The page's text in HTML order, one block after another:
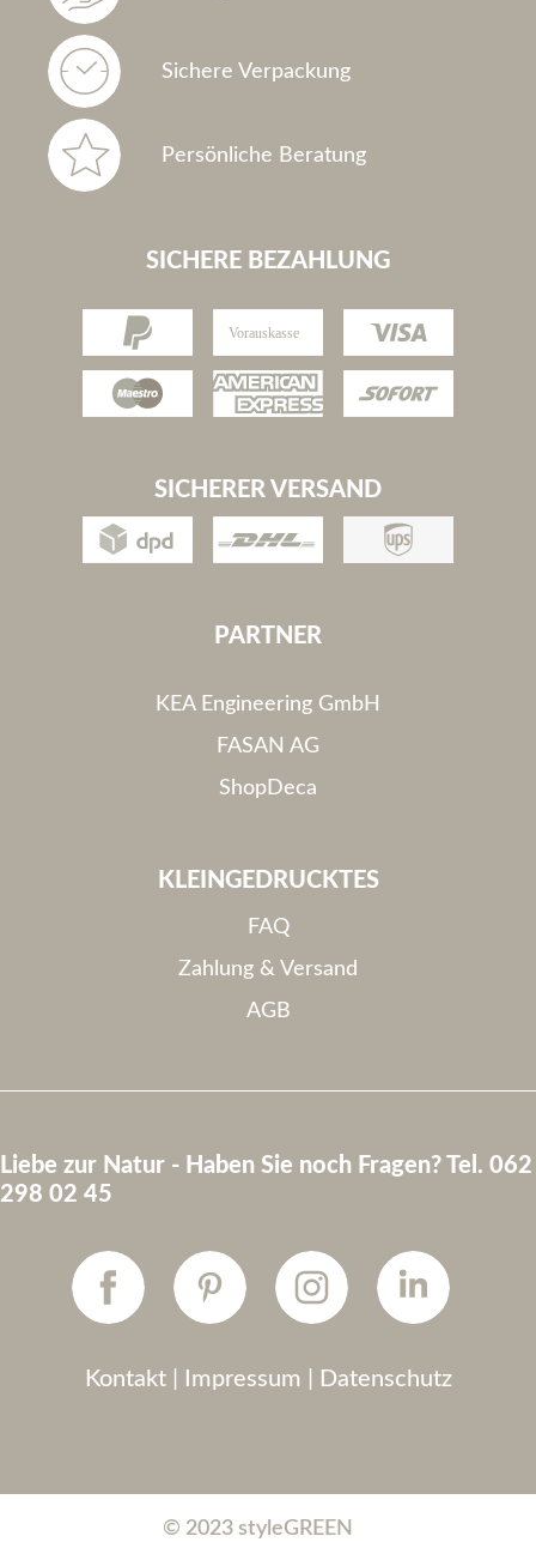
Sichere Verpackung
Persönliche Beratung
SICHERE BEZAHLUNG
SICHERER VERSAND
PARTNER
KEA Engineering GmbH
FASAN AG
ShopDeca
KLEINGEDRUCKTES
FAQ
Zahlung & Versand
AGB
Liebe zur Natur - Haben Sie noch Fragen? Tel. 062
298 02 45
Kontakt| Impressum Datenschutz
© 2023 styleGREEN